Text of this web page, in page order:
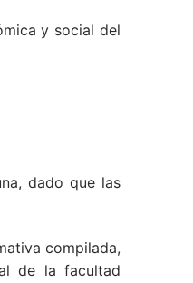
y social del
dado que las
compilada,
de la facultad